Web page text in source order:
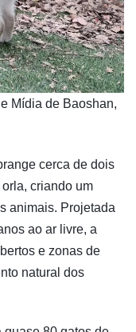
Mídia de Baoshan,
cerca de dois
criando um
animais. Projetada
ao ar livre, a
e zonas de
natural dos